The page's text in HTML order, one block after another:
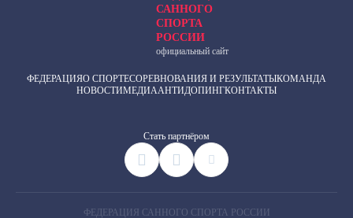
САННОГО
СПОРТА
РОССИИ
официальный сайт
ФЕДЕРАЦИЯО СПОРТЕСОРЕВНОВАНИЯ И РЕЗУЛЬТАТЫКОМАНДА
НОВОСТИМЕДИААНТИДОПИНГКОНТАКТЫ
Cтать партнёром
ФЕДЕРАЦИЯ САННОГО СПОРТА РОССИИ